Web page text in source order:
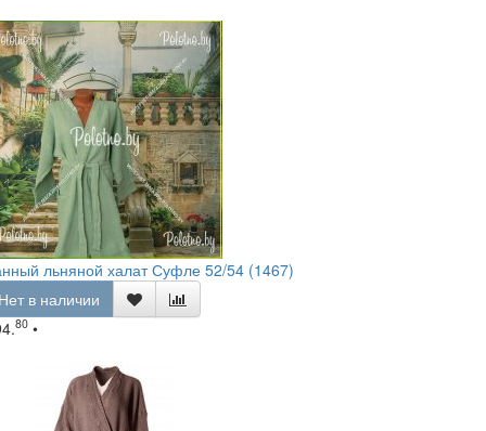
льняной халат Суфле 52/54 (1467)
в наличии
80 •